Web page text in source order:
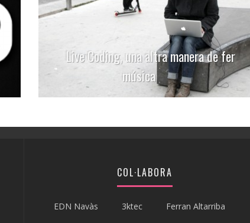
Live Coding, una altra manera de fer
música
COL·LABORA
EDN Navàs 3ktec
Ferran Altarriba